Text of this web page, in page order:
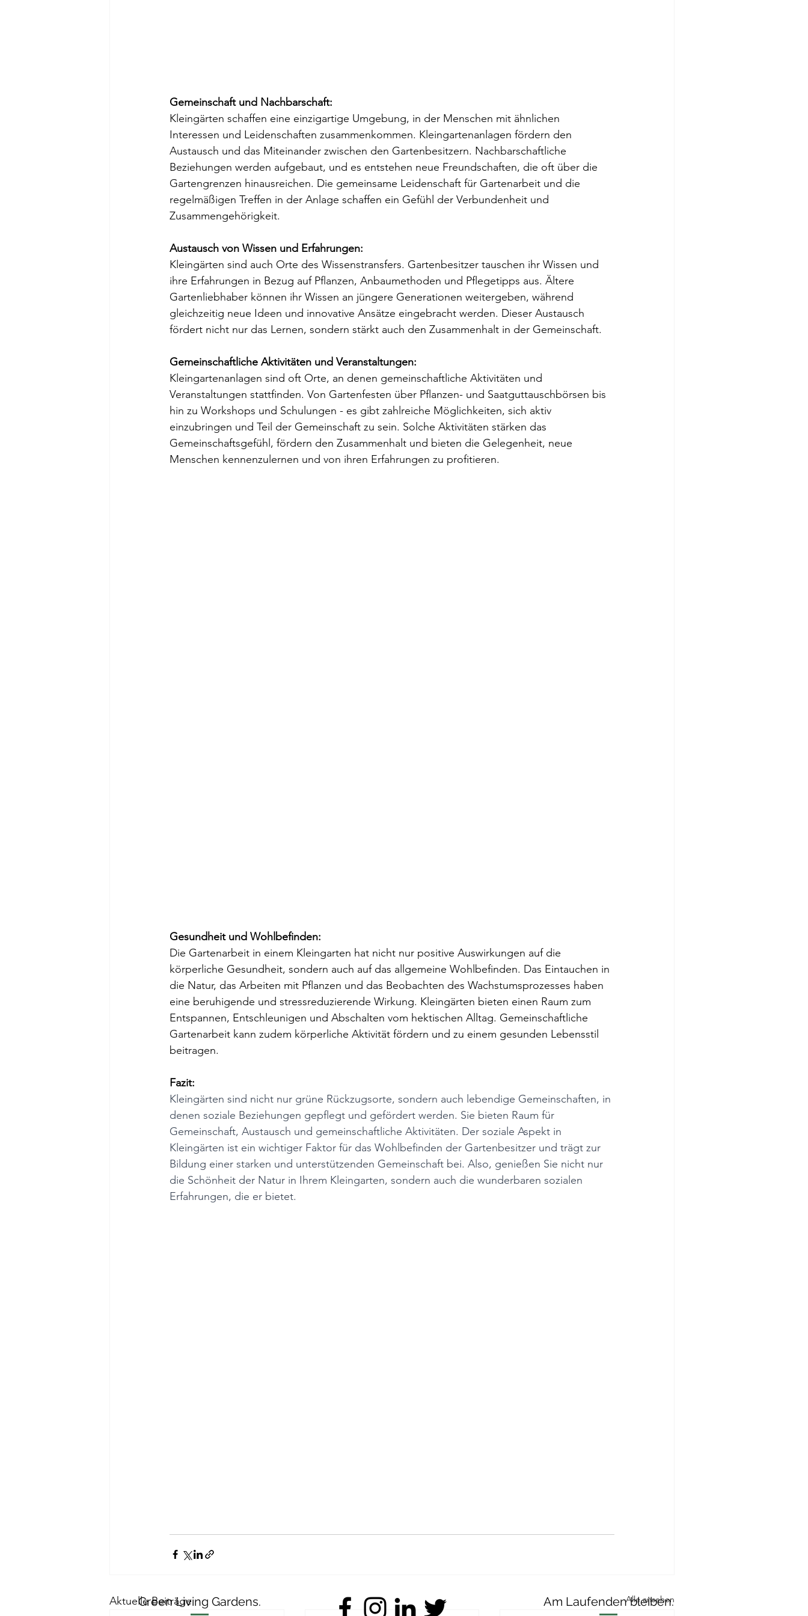
Gemeinschaft und Nachbarschaft:
Kleingärten schaffen eine einzigartige Umgebung, in der Menschen mit ähnlichen
Interessen und Leidenschaften zusammenkommen. Kleingartenanlagen fördern den
Austausch und das Miteinander zwischen den Gartenbesitzern. Nachbarschaftliche
Beziehungen werden aufgebaut, und es entstehen neue Freundschaften, die oft über die
Gartengrenzen hinausreichen. Die gemeinsame Leidenschaft für Gartenarbeit und die
regelmäßigen Treffen in der Anlage schaffen ein Gefühl der Verbundenheit und
Zusammengehörigkeit.
Austausch von Wissen und Erfahrungen:
Kleingärten sind auch Orte des Wissenstransfers. Gartenbesitzer tauschen ihr Wissen und
ihre Erfahrungen in Bezug auf Pflanzen, Anbaumethoden und Pflegetipps aus. Ältere
Gartenliebhaber können ihr Wissen an jüngere Generationen weitergeben, während
gleichzeitig neue Ideen und innovative Ansätze eingebracht werden. Dieser Austausch
fördert nicht nur das Lernen, sondern stärkt auch den Zusammenhalt in der Gemeinschaft.
Gemeinschaftliche Aktivitäten und Veranstaltungen:
Kleingartenanlagen sind oft Orte, an denen gemeinschaftliche Aktivitäten und
Veranstaltungen stattfinden. Von Gartenfesten über Pflanzen- und Saatguttauschbörsen bis
hin zu Workshops und Schulungen - es gibt zahlreiche Möglichkeiten, sich aktiv
einzubringen und Teil der Gemeinschaft zu sein. Solche Aktivitäten stärken das
Gemeinschaftsgefühl, fördern den Zusammenhalt und bieten die Gelegenheit, neue
Menschen kennenzulernen und von ihren Erfahrungen zu profitieren.
Gesundheit und Wohlbefinden:
Die Gartenarbeit in einem Kleingarten hat nicht nur positive Auswirkungen auf die
körperliche Gesundheit, sondern auch auf das allgemeine Wohlbefinden. Das Eintauchen in
die Natur, das Arbeiten mit Pflanzen und das Beobachten des Wachstumsprozesses haben
eine beruhigende und stressreduzierende Wirkung. Kleingärten bieten einen Raum zum
Entspannen, Entschleunigen und Abschalten vom hektischen Alltag. Gemeinschaftliche
Gartenarbeit kann zudem körperliche Aktivität fördern und zu einem gesunden Lebensstil
beitragen.
Fazit:
Kleingärten sind nicht nur grüne Rückzugsorte, sondern auch lebendige Gemeinschaften, in
denen soziale Beziehungen gepflegt und gefördert werden. Sie bieten Raum für
Gemeinschaft, Austausch und gemeinschaftliche Aktivitäten. Der soziale Aspekt in
Kleingärten ist ein wichtiger Faktor für das Wohlbefinden der Gartenbesitzer und trägt zur
Bildung einer starken und unterstützenden Gemeinschaft bei. Also, genießen Sie nicht nur
die Schönheit der Natur in Ihrem Kleingarten, sondern auch die wunderbaren sozialen
Erfahrungen, die er bietet.
Aktuelle Beiträge Alle ansehen
Green Living Gardens. Am Laufenden bleiben.